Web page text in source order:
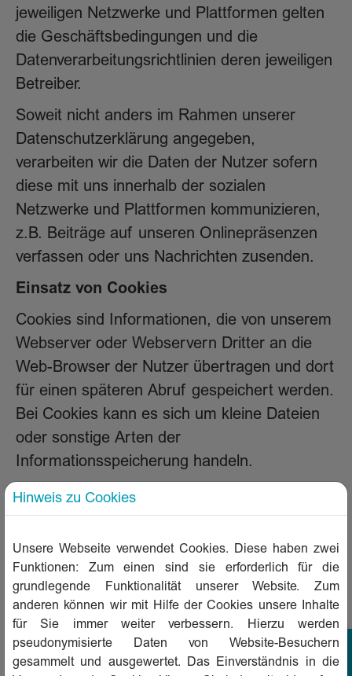
jeweiligen Netzwerke und Plattformen gelten
die Geschäftsbedingungen und die
Datenverarbeitungsrichtlinien deren jeweiligen
Betreiber.
Soweit nicht anders im Rahmen unserer
Datenschutzerklärung angegeben,
verarbeiten wir die Daten der Nutzer sofern
diese mit uns innerhalb der sozialen
Netzwerke und Plattformen kommunizieren,
z.B. Beiträge auf unseren Onlinepräsenzen
verfassen oder uns Nachrichten zusenden.
Einsatz von Cookies
Cookies sind Informationen, die von unserem
Webserver oder Webservern Dritter an die
Web-Browser der Nutzer übertragen und dort
für einen späteren Abruf gespeichert werden.
Bei Cookies kann es sich um kleine Dateien
oder sonstige Arten der
Informationsspeicherung handeln.
Wir verwenden „Session-Cookies“, die nur für
die Zeitdauer des aktuellen Besuchs auf
unserer Onlinepräsenz abgelegt werden (z.B.
um die Speicherung Ihres Login-Status oder
die Warenkorbfunktion und somit die Nutzung
unseres Onlineangebotes überhaupt
ermöglichen zu können). In einem Session-
Cookie wird eine zufällig erzeugte eindeutige
Hinweis zu Cookies
Unsere Webseite verwendet Cookies. Diese haben zwei
Funktionen: Zum einen sind sie erforderlich für die
grundlegende Funktionalität unserer Website. Zum
anderen können wir mit Hilfe der Cookies unsere Inhalte
für Sie immer weiter verbessern. Hierzu werden
pseudonymisierte Daten von Website-Besuchern
gesammelt und ausgewertet. Das Einverständnis in die